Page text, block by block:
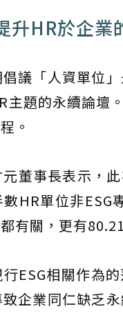
升HR於企業
議「人資單位
主題的永續論壇
。
董事長表示，
HR單位非ESG
有關，更有
ESG相關作為
企業同仁缺乏